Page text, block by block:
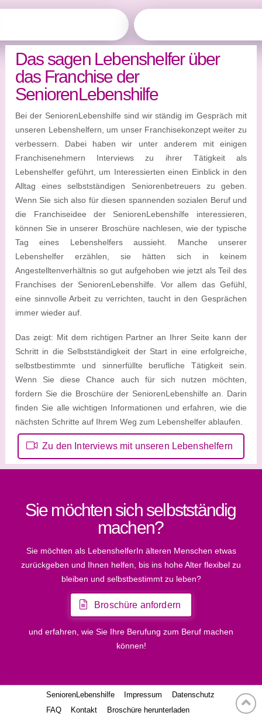
Das sagen Lebenshelfer über
das Franchise der
SeniorenLebenshilfe
Bei der SeniorenLebenshilfe sind wir ständig im Gespräch mit
unseren Lebenshelfern, um unser Franchisekonzept weiter zu
verbessern. Dabei haben wir unter anderem mit einigen
Franchisenehmern Interviews zu ihrer Tätigkeit als
Lebenshelfer geführt, um Interessierten einen Einblick in den
Alltag eines selbstständigen Seniorenbetreuers zu geben.
Wenn Sie sich also für diesen spannenden sozialen Beruf und
die Franchiseidee der SeniorenLebenshilfe interessieren,
können Sie in unserer Broschüre nachlesen, wie der typische
Tag eines Lebenshelfers aussieht. Manche unserer
Lebenshelfer erzählen, sie hätten sich in keinem
Angestelltenverhältnis so gut aufgehoben wie jetzt als Teil des
Franchises der SeniorenLebenshilfe. Vor allem das Gefühl,
eine sinnvolle Arbeit zu verrichten, taucht in den Gesprächen
immer wieder auf.
Das zeigt: Mit dem richtigen Partner an Ihrer Seite kann der
Schritt in die Selbstständigkeit der Start in eine erfolgreiche,
selbstbestimmte und sinnerfüllte berufliche Tätigkeit sein.
Wenn Sie diese Chance auch für sich nutzen möchten,
fordern Sie die Broschüre der SeniorenLebenshilfe an. Darin
finden Sie alle wichtigen Informationen und erfahren, wie die
nächsten Schritte auf Ihrem Weg zum Lebenshelfer ablaufen.
Zu den Interviews mit unseren Lebenshelfern
Sie möchten sich selbstständig
machen?
Sie möchten als LebenshelferIn älteren Menschen etwas
zurückgeben und Ihnen helfen, bis ins hohe Alter flexibel zu
bleiben und selbstbestimmt zu leben?
Broschüre anfordern
und erfahren, wie Sie Ihre Berufung zum Beruf machen
können!
SeniorenLebenshilfe Impressum
Datenschutz
FAQ
Kontakt Broschüre herunterladen